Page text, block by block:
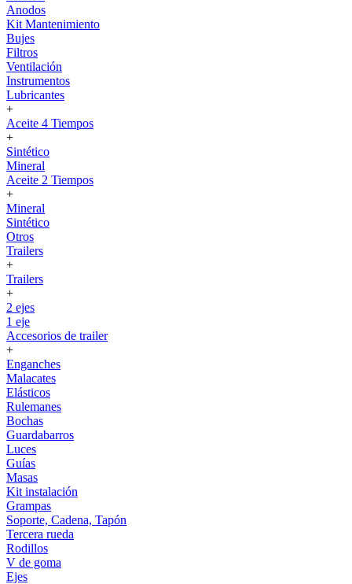
Anodos
Kit Mantenimiento
Bujes
Filtros
Ventilación
Instrumentos
Lubricantes
+
Aceite 4 Tiempos
+
Sintético
Mineral
Aceite 2 Tiempos
+
Mineral
Sintético
Otros
Trailers
+
Trailers
+
2 ejes
1 eje
Accesorios de trailer
+
Enganches
Malacates
Elásticos
Rulemanes
Bochas
Guardabarros
Luces
Guías
Masas
Kit instalación
Grampas
Soporte, Cadena, Tapón
Tercera rueda
Rodillos
V de goma
Ejes